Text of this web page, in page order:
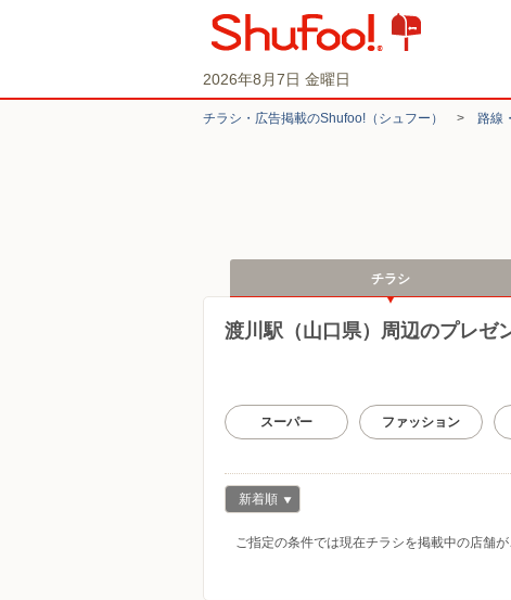
2026年8月7日 金曜日
チラシ・​広告掲載の​Shufoo!​（シュフー） > 路線
チラシ
渡川駅（山口県）周辺のプレゼ
スーパー ファッション
新着順
ご指定の条件では現在チラシを掲載中の店舗が